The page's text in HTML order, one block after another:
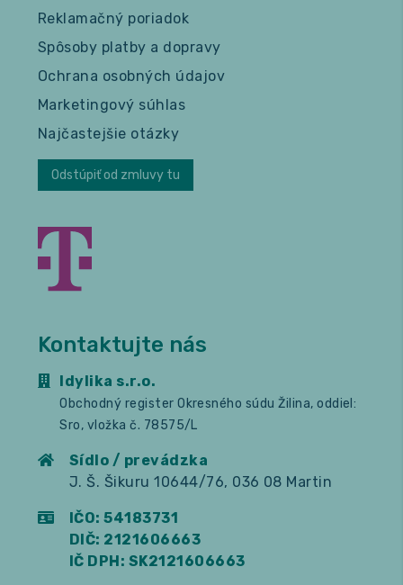
Reklamačný poriadok
Spôsoby platby a dopravy
Ochrana osobných údajov
Marketingový súhlas
Najčastejšie otázky
Odstúpiť od zmluvy tu
Kontaktujte nás
Idylika s.r.o.
Obchodný register Okresného súdu Žilina, oddiel:
Sro, vložka č. 78575/L
Sídlo / prevádzka
J. Š. Šikuru 10644/76, 036 08 Martin
IČO: 54183731
DIČ: 2121606663
IČ DPH: SK2121606663